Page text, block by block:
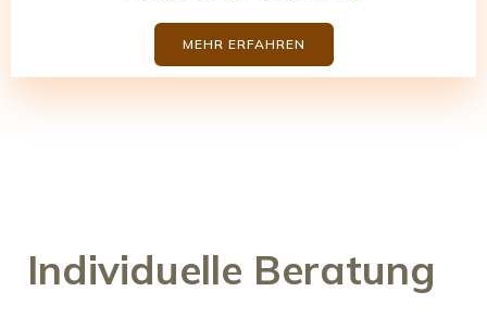
MEHR ERFAHREN
Individuelle Beratung